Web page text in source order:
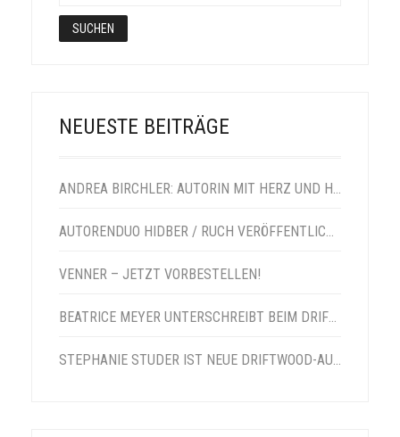
NEUESTE BEITRÄGE
ANDREA BIRCHLER: AUTORIN MIT HERZ UND HUMOR
AUTORENDUO HIDBER / RUCH VERÖFFENTLICHT VENNER-NACHFOLGER
VENNER – JETZT VORBESTELLEN!
BEATRICE MEYER UNTERSCHREIBT BEIM DRIFTWOOD VERLAG
STEPHANIE STUDER IST NEUE DRIFTWOOD-AUTORIN